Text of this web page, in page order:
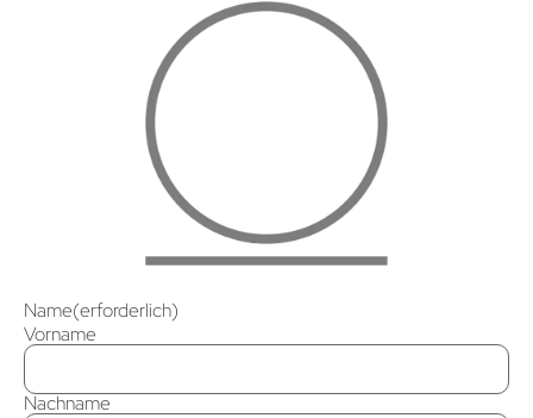
Name(erforderlich)
Vorname
Nachname